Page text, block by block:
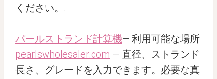
ください。.
パールストランド計算機— 利用可能な場所
pearlswholesaler.com — 直径、ストランド
長さ、グレードを入力できます。必要な真